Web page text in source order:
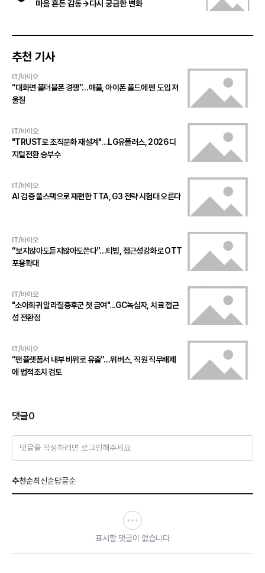
마음 흔든 감동→다시 궁금한 변화
추천 기사
IT/바이오
“대화면 폴더블폰 경쟁”…애플, 아이폰 폴드에 펜 도입 저
울질
IT/바이오
"TRUST로 조직문화 재설계"…LG유플러스, 2026 디
지털전환 승부수
IT/바이오
AI 검증 풀스택으로 재편한 TTA, G3 전략 시험대 오른다
IT/바이오
“보지않아도듣지않아도쓴다”…티빙, 접근성강화로 OTT
포용확대
IT/바이오
"소아희귀 알라질증후군 첫 급여"...GC녹십자, 치료 접근
성 전환점
IT/바이오
“팬플랫폼서 내부 비위로 유출”…위버스, 직원 직무배제
에 법적조치 검토
댓글0
댓글을 작성하려면 로그인해주세요
추천순최신순답글순
표시할 댓글이 없습니다